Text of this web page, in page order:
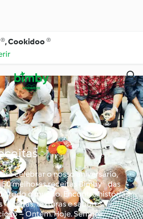
Cookidoo ®
Pesquisar
celebrar o nosso aniversário,
50 melhores receitas Bimby® das
todo o mundo. Encontre histórias
receitas, texturas e sabores.
– Ontem. Hoje. Sempre.